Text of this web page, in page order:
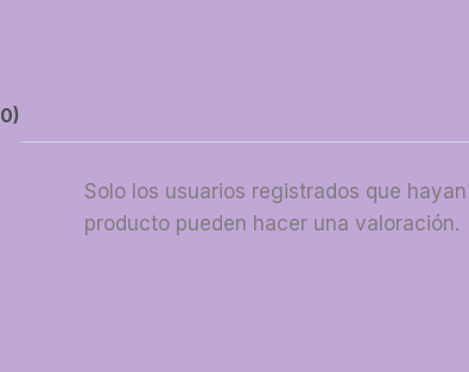
Solo los usuarios registrados que
producto pueden hacer una valoración.